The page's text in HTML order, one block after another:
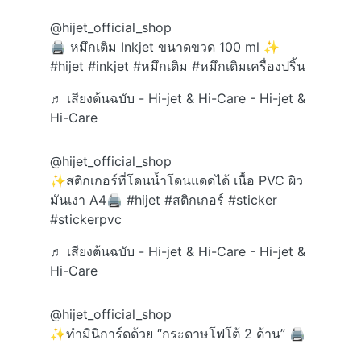
@hijet_official_shop
🖨️ หมึกเติม Inkjet ขนาดขวด 100 ml ✨
#hijet #inkjet #หมึกเติม #หมึกเติมเครื่องปริ้น
♬ เสียงต้นฉบับ - Hi-jet & Hi-Care - Hi-jet &
Hi-Care
@hijet_official_shop
✨สติกเกอร์ที่โดนน้ำโดนแดดได้ เนื้อ PVC ผิว
มันเงา A4🖨️ #hijet #สติกเกอร์ #sticker
#stickerpvc
♬ เสียงต้นฉบับ - Hi-jet & Hi-Care - Hi-jet &
Hi-Care
@hijet_official_shop
✨ทำมินิการ์ดด้วย “กระดาษโฟโต้ 2 ด้าน” 🖨️